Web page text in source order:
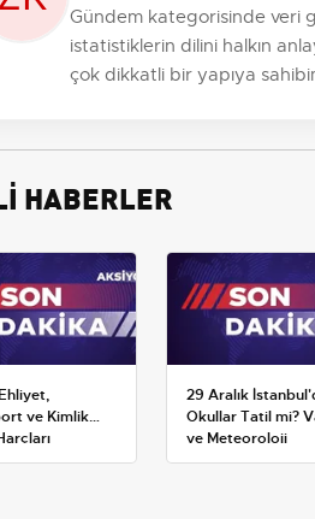
Gündem kategorisinde veri
istatistiklerin dilini halkın
çok dikkatli bir yapıya
HABERLER
ve Kimlik
Yeni
29 Aralık
Okullar Tatil mi?
ve Meteoroloji
Açıklamaları